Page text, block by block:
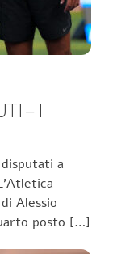
– I
a
Alessio
posto […]